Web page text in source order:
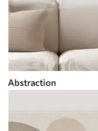
Abstraction